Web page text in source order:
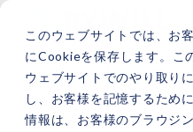
このウェブサイトでは、お
にCookieを保存します。こ
ウェブサイトでのやり取り
し、お客様を記憶するため
情報は、お客様のブラウジ
TOP 新着情報 【プレス